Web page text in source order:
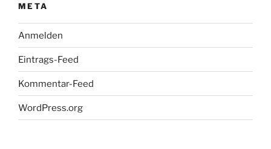
META
Anmelden
Eintrags-Feed
Kommentar-Feed
WordPress.org